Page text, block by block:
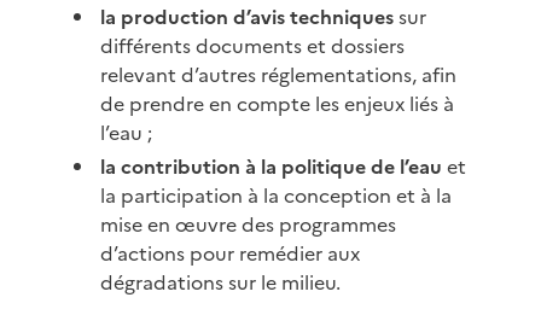
la production d’avis techniquessur
différents documents et dossiers
relevant d’autres réglementations, afin
de prendre en compte les enjeux liés à
l’eau ;
la contribution à la politique de l’eau et
la participation à la conception et à la
mise en œuvre des programmes
d’actions pour remédier aux
dégradations sur le milieu.